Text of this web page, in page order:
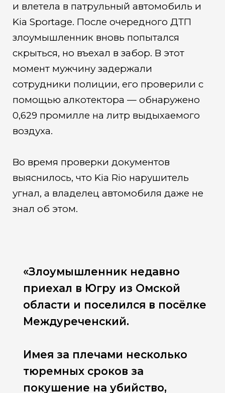
и влетела в патрульный автомобиль и
Kia Sportage. После очередного ДТП
злоумышленник вновь попытался
скрыться, но въехал в забор. В этот
момент мужчину задержали
сотрудники полиции, его проверили с
помощью алкотектора — обнаружено
0,629 промилле на литр выдыхаемого
воздуха.
Во время проверки документов
выяснилось, что Kia Rio нарушитель
угнал, а владелец автомобиля даже не
знал об этом.
«Злоумышленник недавно
приехал в Югру из Омской
области и поселился в посёлке
Междуреченский.
Имея за плечами несколько
тюремных сроков за
покушение на убийство,